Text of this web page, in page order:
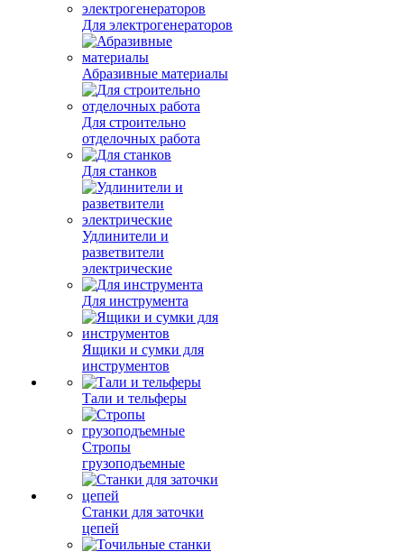
Для электрогенераторов
Абразивные материалы
Для строительно
отделочных работа
Для станков
Удлинители и
разветвители
электрические
Для инструмента
Ящики и сумки для
инструментов
Тали и тельферы
Стропы
грузоподъемные
Станки для заточки
цепей